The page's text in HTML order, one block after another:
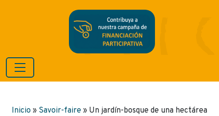
Inicio » Savoir-faire » Un jardín-bosque de una hectárea